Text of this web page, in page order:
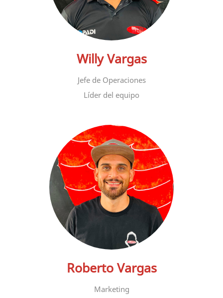
Willy Vargas
Jefe de Operaciones
Líder del equipo
Roberto Vargas
Marketing